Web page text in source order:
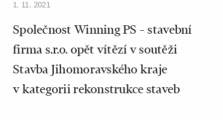
1. 11. 2021
Společnost Winning PS – stavební
firma s.r.o. opět vítězí v soutěži
Stavba Jihomoravského kraje
v kategorii rekonstrukce staveb